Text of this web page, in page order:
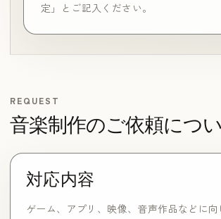
定」とご記入ください。
REQUEST
音楽制作のご依頼につ
対応内容
ゲーム、アプリ、映像、音声作品などに